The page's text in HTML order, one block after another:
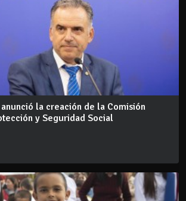
la creación de la Comisión
y Seguridad Social